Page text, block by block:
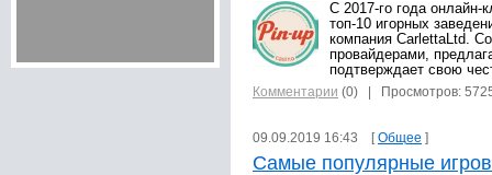
С 2017-го года онлайн-
топ-10 игорных
компания CarlettaLtd.
провайдерами,
подтверждает свою
Комментарии (0) | Просмотров:
09.09.2019 16:43 [Общее ]
Самые популярные